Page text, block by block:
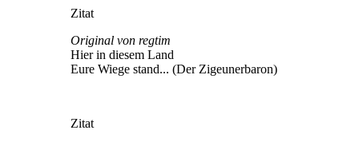
Zitat
Original von regtim
Hier in diesem Land
Eure Wiege stand... (Der Zigeunerbaron)
Zitat